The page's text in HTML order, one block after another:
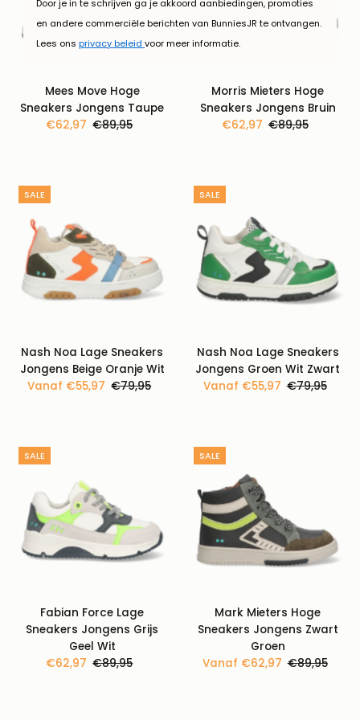
Mees Move Hoge
Sneakers Jongens Taupe
Kortingsprijs
€62,97 Normale
€89,95
Morris Mieters Hoge
Sneakers Jongens Bruin
Kortingsprijs
€62,97 Normale
€89,95
SALE
Nash Noa Lage Sneakers
Jongens Beige Oranje Wit
Kortingsprijs
Vanaf €55,97 Normale
€79,95
SALE
Nash Noa Lage Sneakers
Jongens Groen Wit Zwart
Kortingsprijs
Vanaf €55,97 Normale
€79,95
SALE
Fabian Force Lage
Sneakers Jongens Grijs
Geel Wit
Kortingsprijs
€62,97 Normale
€89,95
SALE
Mark Mieters Hoge
Sneakers Jongens Zwart
Groen
Kortingsprijs
Vanaf €62,97 Normale
€89,95
Door je in te schrijven ga je akkoord aanbiedingen, promoties
en andere commerciële berichten van BunniesJR te ontvangen.
Lees ons privacy beleid voor meer informatie.